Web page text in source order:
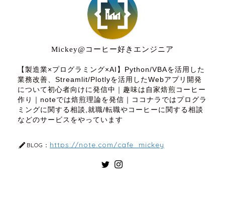
Mickey@コーヒー好きエンジニア
【製造業×プログラミング×AI】Python/VBAを活用した
業務改善、Streamlit/Plotlyを活用したWebアプリ開発
について初心者向けに発信中｜趣味は自家焙煎コーヒー
作り｜noteでは焙煎理論を発信｜ココナラではプログラ
ミングに関する相談,就職/転職やコーヒーに関する相談
などのサービスをやっています
BLOG： https://note.com/cafe_mickey